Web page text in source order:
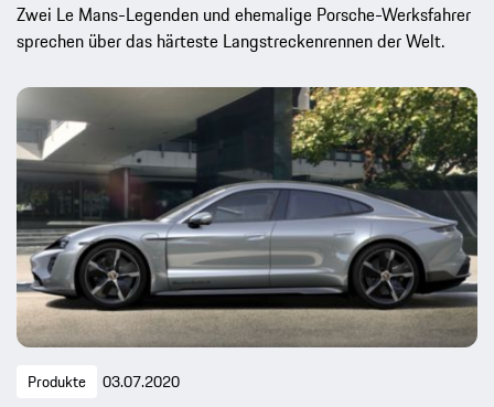
Zwei Le Mans-Legenden und ehemalige Porsche-Werksfahrer
sprechen über das härteste Langstreckenrennen der Welt.
Produkte 03.07.2020